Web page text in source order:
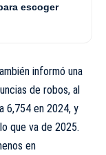
escoger
informó una
de robos, al
6,754 en 2024, y
que va de 2025.
en